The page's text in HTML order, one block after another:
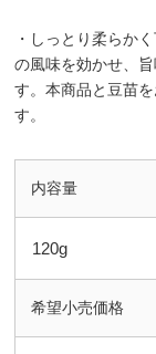
・しっとり柔らか
の風味を効かせ、
す。本商品と豆苗
す。
内容量
120g
希望小売価格